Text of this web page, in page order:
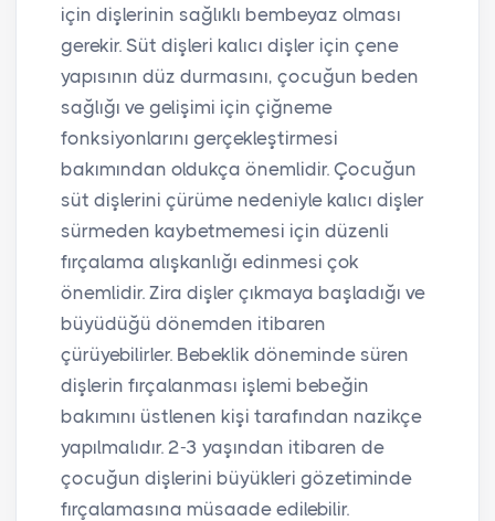
için dişlerinin sağlıklı bembeyaz olması
gerekir. Süt dişleri kalıcı dişler için çene
yapısının düz durmasını, çocuğun beden
sağlığı ve gelişimi için çiğneme
fonksiyonlarını gerçekleştirmesi
bakımından oldukça önemlidir. Çocuğun
süt dişlerini çürüme nedeniyle kalıcı dişler
sürmeden kaybetmemesi için düzenli
fırçalama alışkanlığı edinmesi çok
önemlidir. Zira dişler çıkmaya başladığı ve
büyüdüğü dönemden itibaren
çürüyebilirler. Bebeklik döneminde süren
dişlerin fırçalanması işlemi bebeğin
bakımını üstlenen kişi tarafından nazikçe
yapılmalıdır. 2-3 yaşından itibaren de
çocuğun dişlerini büyükleri gözetiminde
fırçalamasına müsaade edilebilir.